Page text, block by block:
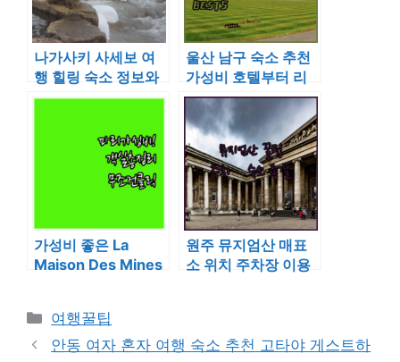
나가사키 사세보 여
행 힐링 숙소 정보와
호텔 안 온천 이용 에
울산 남구 숙소 추천
가성비 호텔부터 리
모델링 숙소까지 5곳
비교 분석
가성비 좋은 La
Maison Des Mines
원주 뮤지엄산 매표
소 위치 주차장 이용
카
테
여행꿀팁
안동 여자 혼자 여행 숙소 추천 고타야 게스트하